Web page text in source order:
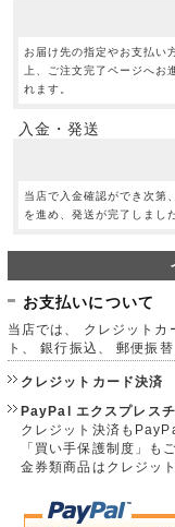
お届け先の指定やお支払い
上、ご注文完了ページへお
れます。
入金・発送
当店で入金確認ができ次第
を進め、発送が完了しまし
お支払いについて
当店では、 クレジット
ト、 銀行振込、 郵便振
クレジットカード決済
PayPal エクスプレス
クレジット決済も
「買い手保護制度」も
金券類商品はクレジッ